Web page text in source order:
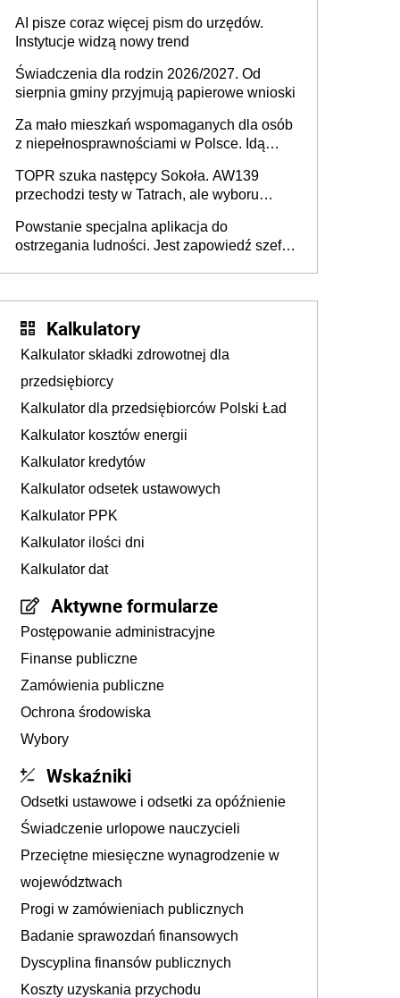
AI pisze coraz więcej pism do urzędów.
Instytucje widzą nowy trend
Świadczenia dla rodzin 2026/2027. Od
sierpnia gminy przyjmują papierowe wnioski
Za mało mieszkań wspomaganych dla osób
z niepełnosprawnościami w Polsce. Idą
TOPR szuka następcy Sokoła. AW139
przechodzi testy w Tatrach, ale wyboru
Powstanie specjalna aplikacja do
ostrzegania ludności. Jest zapowiedź szefa
Kalkulatory
Kalkulator składki zdrowotnej dla
przedsiębiorcy
Kalkulator dla przedsiębiorców Polski Ład
Kalkulator kosztów energii
Kalkulator kredytów
Kalkulator odsetek ustawowych
Kalkulator PPK
Kalkulator ilości dni
Kalkulator dat
Aktywne formularze
Postępowanie administracyjne
Finanse publiczne
Zamówienia publiczne
Ochrona środowiska
Wybory
Wskaźniki
Odsetki ustawowe i odsetki za opóźnienie
Świadczenie urlopowe nauczycieli
Przeciętne miesięczne wynagrodzenie w
województwach
Progi w zamówieniach publicznych
Badanie sprawozdań finansowych
Dyscyplina finansów publicznych
Koszty uzyskania przychodu